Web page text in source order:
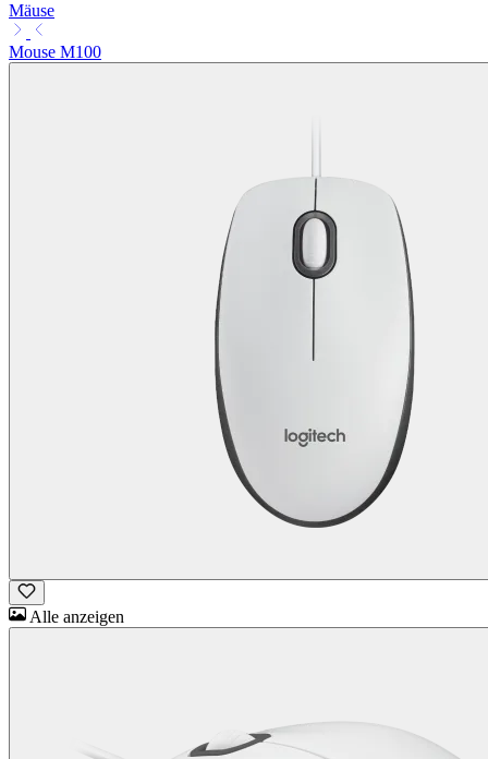
Mäuse
Mouse M100
Alle anzeigen